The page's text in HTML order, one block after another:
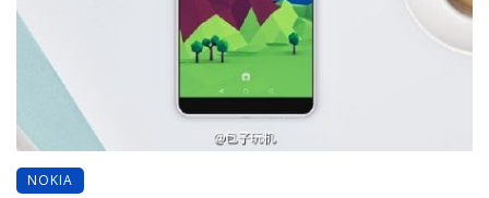
NOKIA